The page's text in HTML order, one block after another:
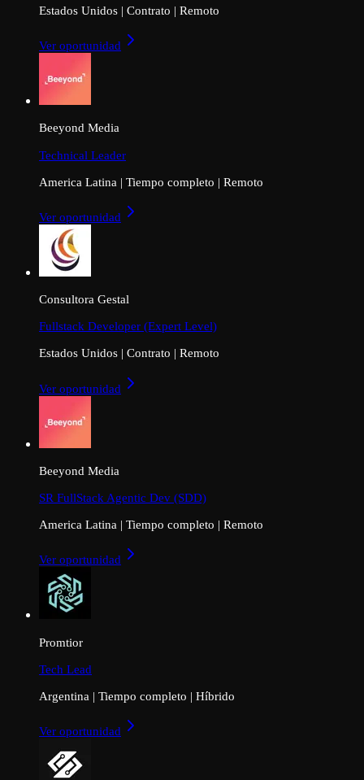
Estados Unidos | Contrato | Remoto
Ver oportunidad
Beeyond Media
Technical Leader
America Latina | Tiempo completo | Remoto
Ver oportunidad
Consultora Gestal
Fullstack Developer (Expert Level)
Estados Unidos | Contrato | Remoto
Ver oportunidad
Beeyond Media
SR FullStack Agentic Dev (SDD)
America Latina | Tiempo completo | Remoto
Ver oportunidad
Promtior
Tech Lead
Argentina | Tiempo completo | Híbrido
Ver oportunidad